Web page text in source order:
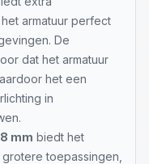
armatuur perfect
De
dat het armatuur
het een
in
mm biedt het
toepassingen,